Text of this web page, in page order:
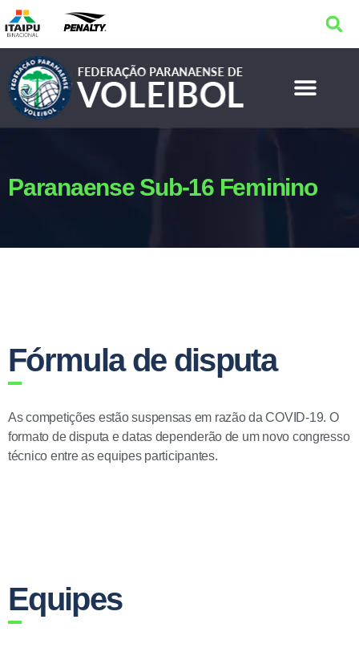
Paranaense Sub-16 Feminino
Fórmula de disputa
As competições estão suspensas em razão da COVID-19. O
formato de disputa e datas dependerão de um novo congresso
técnico entre as equipes participantes.
Equipes